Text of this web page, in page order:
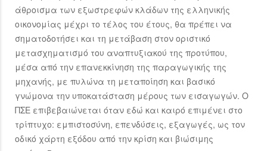
άθροισμα των εξωστρεφών κλάδων της ελληνικής
οικονομίας μέχρι το τέλος του έτους, θα πρέπει να
σηματοδοτήσει και τη μετάβαση στον οριστικό
μετασχηματισμό του αναπτυξιακού της προτύπου,
μέσα από την επανεκκίνηση της παραγωγικής της
μηχανής, με πυλώνα τη μεταποίηση και βασικό
γνώμονα την υποκατάσταση μέρους των εισαγωγών. Ο
ΠΣΕ επιβεβαιώνεται όταν εδώ και καιρό επιμένει στο
τρίπτυχο: εμπιστοσύνη, επενδύσεις, εξαγωγές, ως τον
οδικό χάρτη εξόδου από την κρίση και βιώσιμης